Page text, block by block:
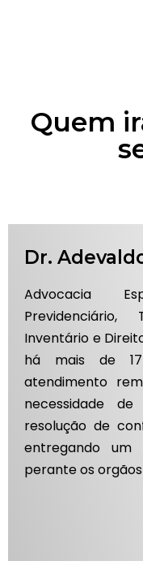
Quem
Dr.
Advocacia
Previdenciário,
Inventário e
há mais de
atendimento
necessidade
resolução de
entregando um
perante os